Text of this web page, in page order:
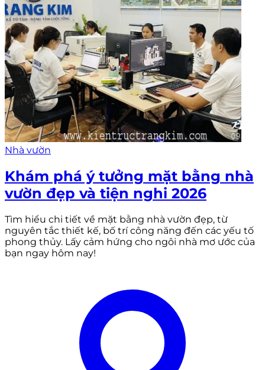
Nhà vườn
Khám phá ý tưởng mặt bằng nhà
vườn đẹp và tiện nghi 2026
Tìm hiểu chi tiết về mặt bằng nhà vườn đẹp, từ
nguyên tắc thiết kế, bố trí công năng đến các yếu tố
phong thủy. Lấy cảm hứng cho ngôi nhà mơ ước của
bạn ngay hôm nay!